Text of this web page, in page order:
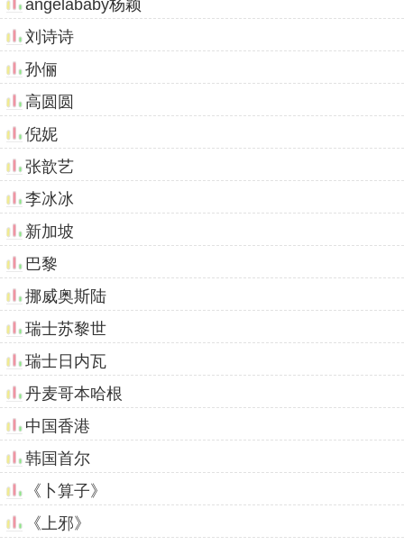
angelababy杨颖
刘诗诗
孙俪
高圆圆
倪妮
张歆艺
李冰冰
新加坡
巴黎
挪威奥斯陆
瑞士苏黎世
瑞士日内瓦
丹麦哥本哈根
中国香港
韩国首尔
《卜算子》
《上邪》